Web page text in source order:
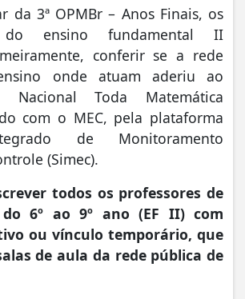
da 3ª OPMBr – Anos Finais, os
do ensino fundamental II
conferir se a rede
onde atuam aderiu ao
Nacional Toda Matemática
com o MEC, pela plataforma
de Monitoramento
(Simec).
todos os professores de
6º ao 9º ano (EF II) com
ou vínculo temporário, que
de aula da rede pública de